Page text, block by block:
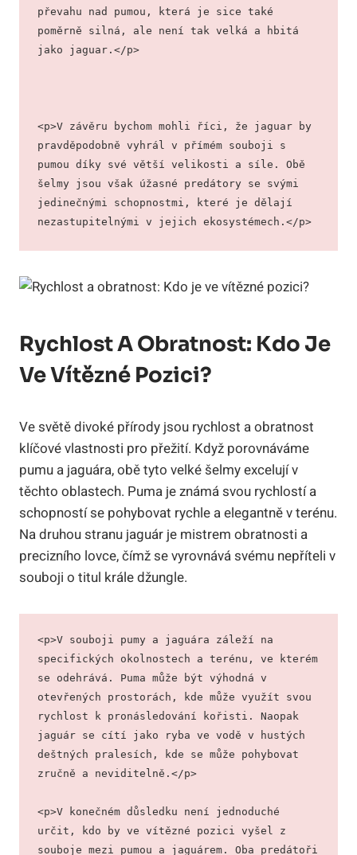
převahu nad pumou, která je sice také
poměrně silná, ale není tak velká a hbitá
jako jaguar.</p>
<p>V závěru bychom mohli říci, že jaguar by
pravděpodobně vyhrál v přímém souboji s
pumou díky své větší velikosti a síle. Obě
šelmy jsou však úžasné predátory se svými
jedinečnými schopnostmi, které je dělají
nezastupitelnými v jejich ekosystémech.</p>
Rychlost A Obratnost: Kdo Je
Ve Vítězné Pozici?
Ve světě divoké přírody jsou rychlost a obratnost
klíčové vlastnosti pro přežití. Když porovnáváme
pumu a jaguára, obě tyto velké šelmy excelují v
těchto oblastech. Puma je známá svou rychlostí a
schopností se pohybovat rychle a elegantně v terénu.
Na druhou stranu jaguár je mistrem obratnosti a
precizního lovce, čímž se vyrovnává svému nepříteli v
souboji o titul krále džungle.
<p>V souboji pumy a jaguára záleží na
specifických okolnostech a terénu, ve kterém
se odehrává. Puma může být výhodná v
otevřených prostorách, kde může využít svou
rychlost k pronásledování kořisti. Naopak
jaguár se cítí jako ryba ve vodě v hustých
deštných pralesích, kde se může pohybovat
zručně a neviditelně.</p>
<p>V konečném důsledku není jednoduché
určit, kdo by ve vítězné pozici vyšel z
souboje mezi pumou a jaguárem. Oba predátoři